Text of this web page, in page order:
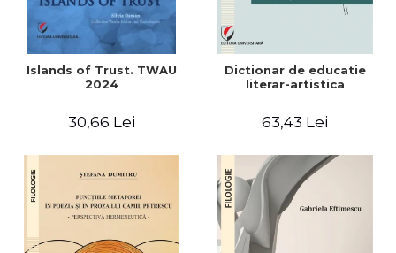
Islands of Trust. TWAU
2024
30,66 Lei
Dictionar de educatie
literar-artistica
63,43 Lei